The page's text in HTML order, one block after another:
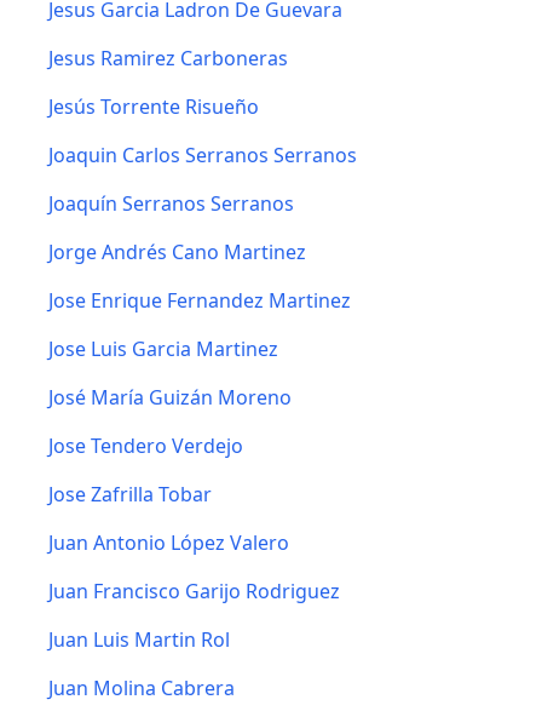
Jesus Garcia Ladron De Guevara
Jesus Ramirez Carboneras
Jesús Torrente Risueño
Joaquin Carlos Serranos Serranos
Joaquín Serranos Serranos
Jorge Andrés Cano Martinez
Jose Enrique Fernandez Martinez
Jose Luis Garcia Martinez
José María Guizán Moreno
Jose Tendero Verdejo
Jose Zafrilla Tobar
Juan Antonio López Valero
Juan Francisco Garijo Rodriguez
Juan Luis Martin Rol
Juan Molina Cabrera